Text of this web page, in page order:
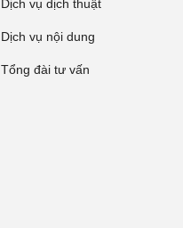
Dịch vụ dịch thuật
Dịch vụ nội dung
Tổng đài tư vấn